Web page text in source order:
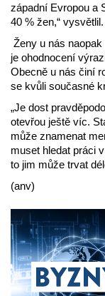
západní Evropou a
40 % žen,“ vysvětlil.
Ženy u nás
je ohodnocení
Obecně u nás činí
se kvůli současné
„Je dost
otevřou ještě víc.
může znamenat
muset hledat práci
to jim může trvat
(anv)